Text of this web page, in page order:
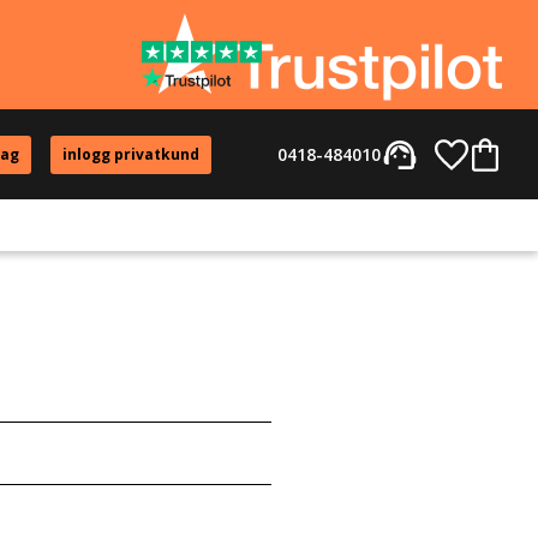
inlogg privatkund support_agent
0418-484010